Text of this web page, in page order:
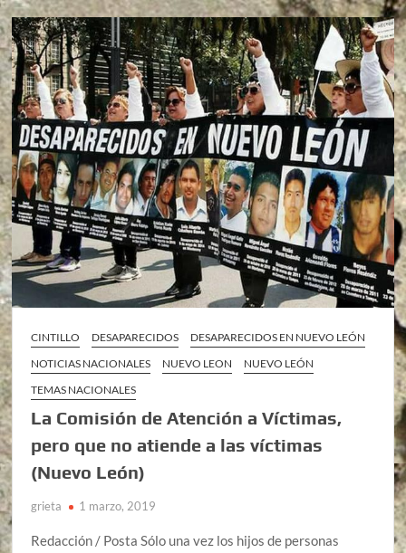
CINTILLO DESAPARECIDOS
DESAPARECIDOS EN NUEVO LEÓN
NOTICIAS NACIONALES
NUEVO LEON
NUEVO LEÓN
TEMAS NACIONALES
La Comisión de Atención a Víctimas,
pero que no atiende a las víctimas
(Nuevo León)
grieta 1 marzo, 2019
Redacción / Posta Sólo una vez los hijos de personas